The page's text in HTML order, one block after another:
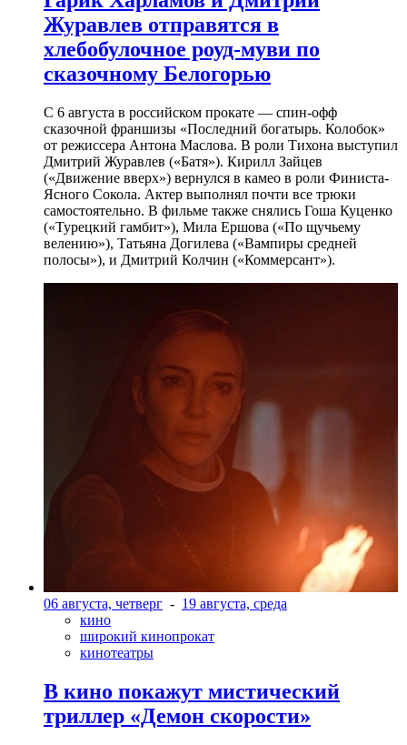
Журавлев отправятся в
хлебобулочное роуд-муви по
сказочному Белогорью
С 6 августа в российском прокате — спин-офф
сказочной франшизы «Последний богатырь. Колобок»
от режиссера Антона Маслова. В роли Тихона выступил
Дмитрий Журавлев («Батя»). Кирилл Зайцев
(«Движение вверх») вернулся в камео в роли Финиста-
Ясного Сокола. Актер выполнял почти все трюки
самостоятельно. В фильме также снялись Гоша Куценко
(«Турецкий гамбит»), Мила Ершова («По щучьему
велению»), Татьяна Догилева («Вампиры средней
полосы»), и Дмитрий Колчин («Коммерсант»).
06 августа, четверг - 19 августа, среда
кино
широкий кинопрокат
кинотеатры
В кино покажут мистический
триллер «Демон скорости»